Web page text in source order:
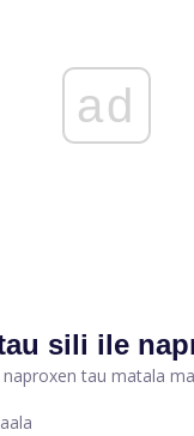
ad
sili ile
tau matala